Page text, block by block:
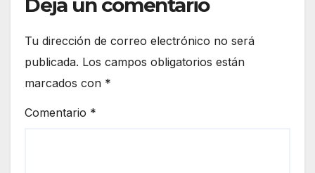
Tu dirección de correo electrónico no será
publicada. Los campos obligatorios están
marcados con *
Comentario *